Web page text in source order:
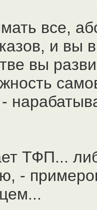
все,
и вы
вы
ТФП...
-